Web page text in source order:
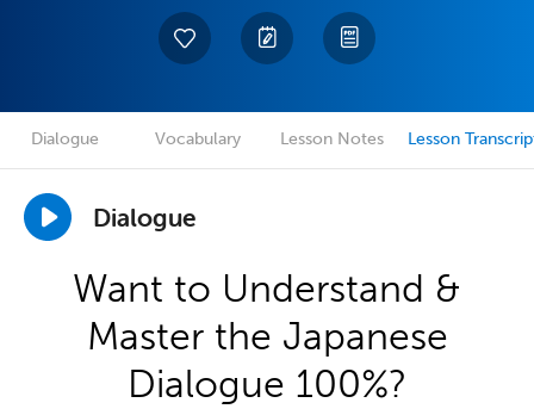
Dialogue Vocabulary Lesson Notes Lesson
Dialogue
Want to Understand &
Master the Japanese
Dialogue 100%?